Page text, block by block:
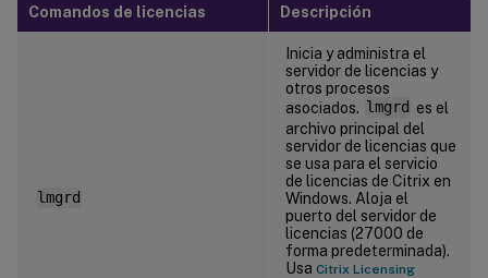
Comandos de licencias Descripción
lmgrd
Inicia y administra el
servidor de licencias y
otros procesos
asociados.
lmgrd es el
archivo principal del
servidor de licencias que
se usa para el servicio
de licencias de Citrix en
Windows. Aloja el
puerto del servidor de
licencias (27000 de
forma predeterminada).
Usa Citrix Licensing